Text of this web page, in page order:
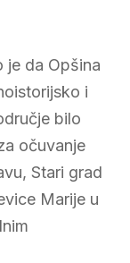
je da Opšina
i
bilo
očuvanje
Stari grad
Marije u